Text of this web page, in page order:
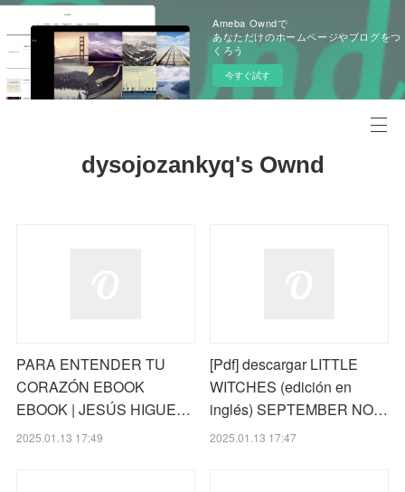
Ameba Owndで
あなただけのホームページやブログをつ
くろう
今すぐ試す
dysojozankyq's Ownd
PARA ENTENDER TU
CORAZÓN EBOOK
EBOOK | JESÚS HIGUE…
2025.01.13 17:49
[Pdf] descargar LITTLE
WITCHES (edición en
inglés) SEPTEMBER NO…
2025.01.13 17:47